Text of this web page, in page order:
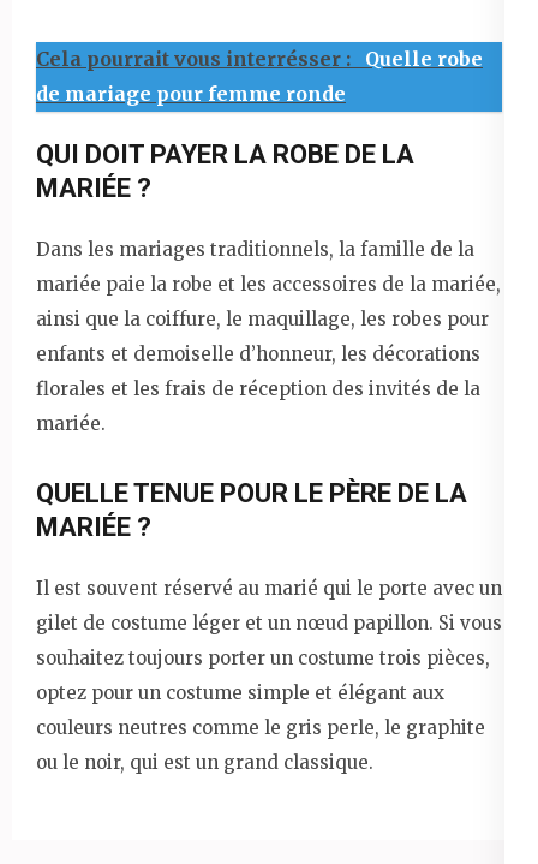
Cela pourrait vous interrésser :
Quelle robe
de mariage pour femme ronde
QUI DOIT PAYER LA ROBE DE LA
MARIÉE ?
Dans les mariages traditionnels, la famille de la
mariée paie la robe et les accessoires de la mariée,
ainsi que la coiffure, le maquillage, les robes pour
enfants et demoiselle d’honneur, les décorations
florales et les frais de réception des invités de la
mariée.
QUELLE TENUE POUR LE PÈRE DE LA
MARIÉE ?
Il est souvent réservé au marié qui le porte avec un
gilet de costume léger et un nœud papillon. Si vous
souhaitez toujours porter un costume trois pièces,
optez pour un costume simple et élégant aux
couleurs neutres comme le gris perle, le graphite
ou le noir, qui est un grand classique.